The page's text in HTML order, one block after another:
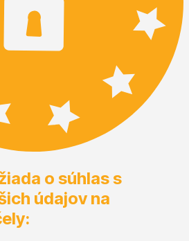
o súhlas s
údajov na